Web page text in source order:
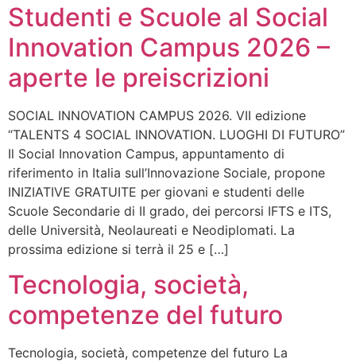
Studenti e Scuole al Social
Innovation Campus 2026 –
aperte le preiscrizioni
SOCIAL INNOVATION CAMPUS 2026. VII edizione
“TALENTS 4 SOCIAL INNOVATION. LUOGHI DI FUTURO”
Il Social Innovation Campus, appuntamento di
riferimento in Italia sull’Innovazione Sociale, propone
INIZIATIVE GRATUITE per giovani e studenti delle
Scuole Secondarie di II grado, dei percorsi IFTS e ITS,
delle Università, Neolaureati e Neodiplomati. La
prossima edizione si terrà il 25 e […]
Tecnologia, società,
competenze del futuro
Tecnologia, società, competenze del futuro La